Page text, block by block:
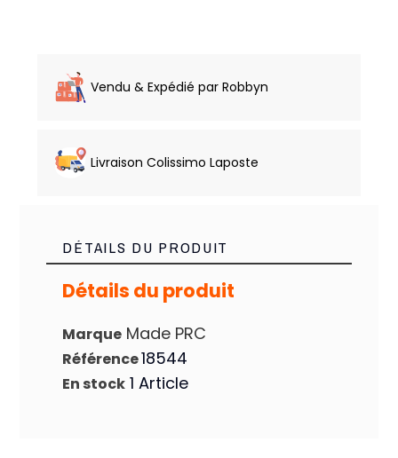
Vendu & Expédié par Robbyn
Livraison Colissimo Laposte
DÉTAILS DU PRODUIT
Détails du produit
Marque Made PRC
Référence18544
En stock 1 Article